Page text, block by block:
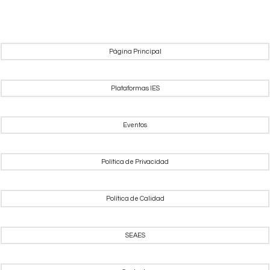
Página Principal
Plataformas IES
Eventos
Política de Privacidad
Política de Calidad
SEAES